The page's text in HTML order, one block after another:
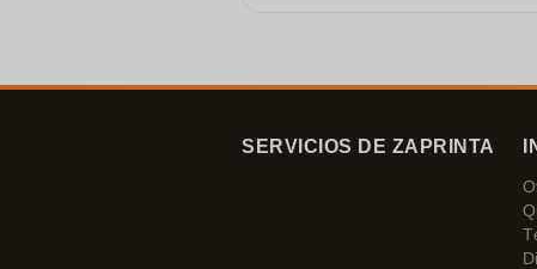
SERVICIOS DE ZAPRINTA